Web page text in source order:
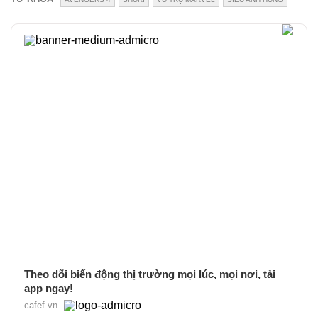
Theo dõi biến động thị trường mọi lúc, mọi nơi, tải
app ngay!
cafef.vn